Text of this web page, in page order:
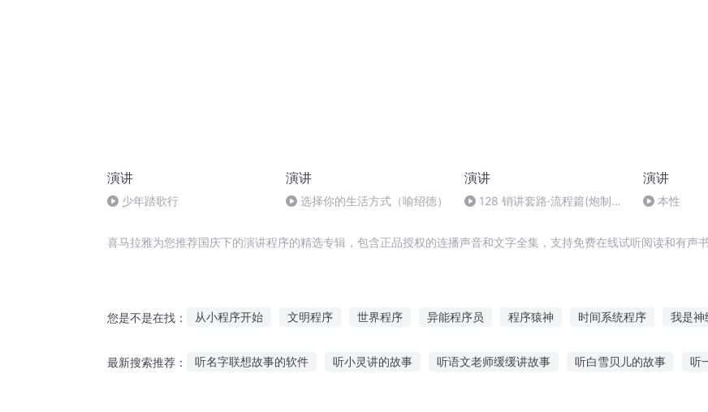
演讲
少年踏歌行
演讲
选择你的生活方式（喻绍德）
演讲
128 销讲套路·流程篇(炮制一
商业演讲)
演讲
本性
喜马拉雅为您推荐国庆下的演讲程序的精选专辑，包含正品授权的连播声音和文字全集，支持免费在线试听阅读和有声
您是不是在找： 从小程序开始 文明程序 世界程序 异能程序员 程序猿神 时间系统程序 我是神
最新搜索推荐： 听名字联想故事的软件 听小灵讲的故事 听语文老师缓缓讲故事 听白雪贝儿的故事 听